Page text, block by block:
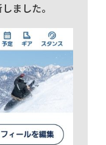
ました。